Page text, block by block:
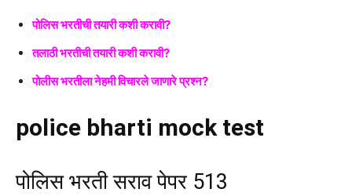
पोलिस भरतीची तयारी कशी करावी?
तलाठी भरतीची तयारी कशी करावी?
पोलीस भरतीला नेहमी विचारले जाणारे प्रश्न?
police bharti mock test
पोलिस भरती सराव पेपर 513